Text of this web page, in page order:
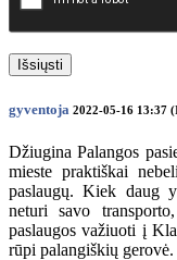
Išsiųsti
gyventoja 2022-05-16 13:37
Džiugina Palangos
mieste praktiškai
paslaugų. Kiek daug
neturi savo
paslaugos važiuoti į
rūpi palangiškių